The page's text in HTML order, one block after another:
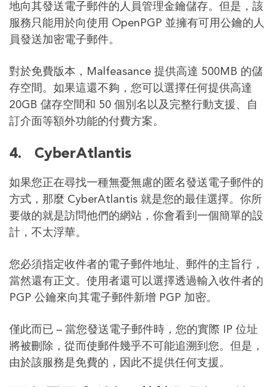
地向其發送電子郵件的人員管理金鑰儲存。但是，該
服務只能用於向使用 OpenPGP 並擁有可用公鑰的人
員發送加密電子郵件。
對於免費版本，Malfeasance 提供高達 500MB 的儲
存空間。如果這還不夠，您可以選擇任何提供高達
20GB 儲存空間和 50 個別名以及完整行動支援、自
訂介面等額外功能的付費方案。
4. CyberAtlantis
如果您正在尋找一種無憂無慮的匿名發送電子郵件的
方式，那麼 Cyber​​Atlantis 就是您的最佳選擇。你所
要做的就是訪問他們的網站，你會看到一個簡單的設
計，不太浮華。
您必須指定收件者的電子郵件地址、郵件的主旨行，
當然還有正文。使用者還可以選擇透過輸入收件者的
PGP 公鑰來向其電子郵件新增 PGP 加密。
僅此而已 – 當您發送電子郵件時，您的實際 IP 位址
將被刪除，從而使郵件幾乎不可能追溯到您。但是，
由於該服務是免費的，因此不提供任何支援。